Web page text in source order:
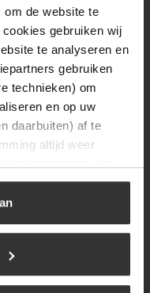
om de website te
gebruiken wij
te analyseren en
gebruiken
technieken) om
en op uw
daarbuiten) af te
altijd weer
wij u naar ons